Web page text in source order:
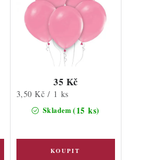
Skladem(15 ks)
35 Kč
Měrná
cena:
3,50 Kč / 1 ks